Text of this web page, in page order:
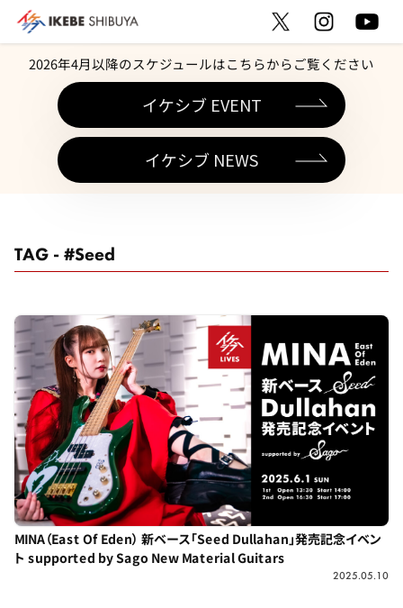
2026年4月以降のスケジュールはこちらからご覧ください
イケシブ EVENT
イケシブ NEWS
TAG - #Seed
MINA（East Of Eden） 新ベース「Seed Dullahan」発売記念イベン
ト supported by Sago New Material Guitars
2025.05.10